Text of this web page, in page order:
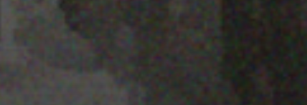
22 ENERO 2020
PISTA 4